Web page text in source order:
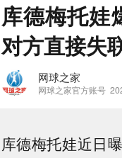
库德梅托娃
对方直接失
网球之家
网球之家官方账号
库德梅托娃近日